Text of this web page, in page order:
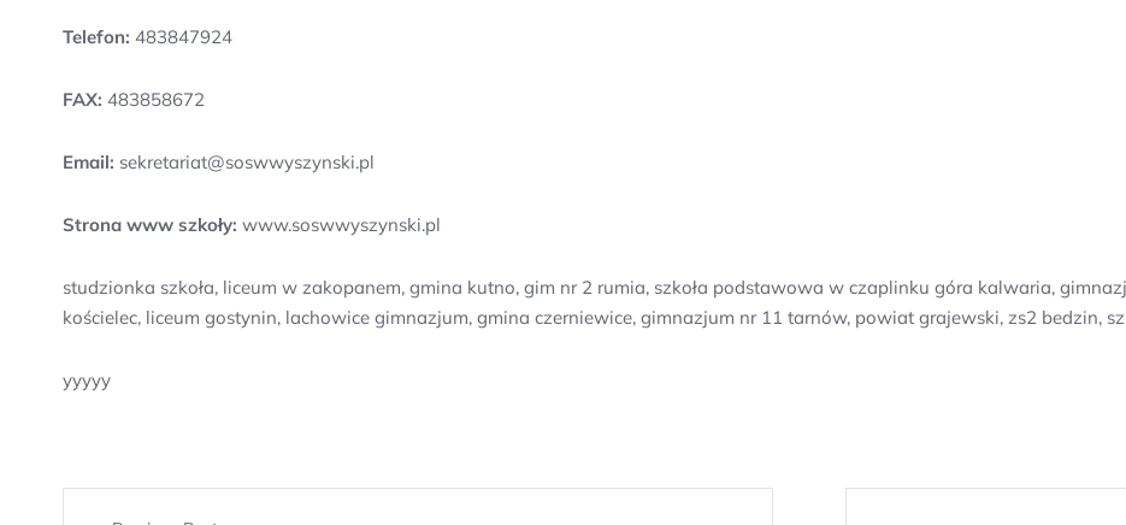
Telefon: 483847924
FAX: 483858672
Email: sekretariat@soswwyszynski.pl
Strona www szkoły: www.soswwyszynski.pl
studzionka szkoła, liceum w zakopanem, gmina kutno, gim nr 2 rumia, szkoła podstawowa w czaplinku góra kalwaria,
kościelec, liceum gostynin, lachowice gimnazjum, gmina czerniewice, gimnazjum nr 11 tarnów, powiat grajewski, zs2 bedzin,
yyyyy